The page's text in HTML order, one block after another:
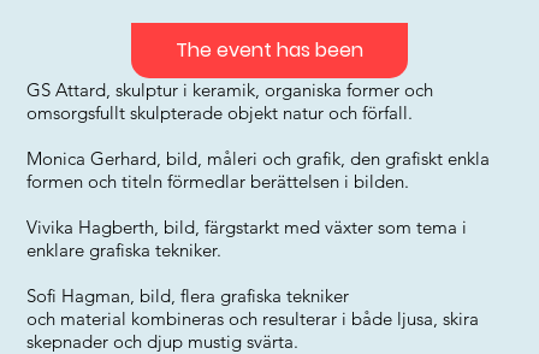
GS Attard, skulptur i keramik, organiska former och
omsorgsfullt skulpterade objekt natur och förfall.
Monica Gerhard, bild, måleri och grafik, den grafiskt enkla
formen och titeln förmedlar berättelsen i bilden.
Vivika Hagberth, bild, färgstarkt med växter som tema i
enklare grafiska tekniker.
Sofi Hagman, bild, flera grafiska tekniker
och material kombineras och resulterar i både ljusa, skira
skepnader och djup mustig svärta.
The event has been